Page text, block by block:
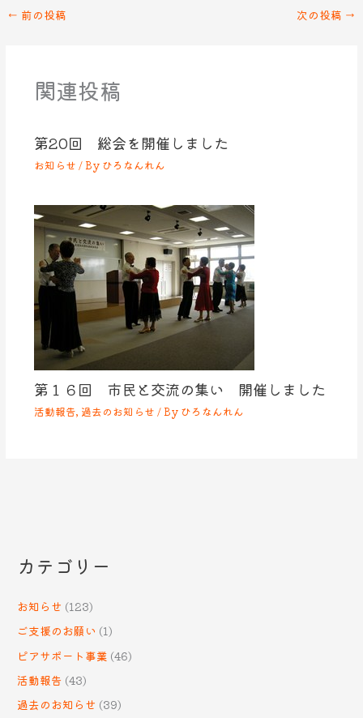
← 前の投稿 次の投稿 →
関連投稿
第20回 総会を開催しました
お知らせ / By ひろなんれん
第１６回 市民と交流の集い 開催しました
活動報告, 過去のお知らせ / By ひろなんれん
カテゴリー
お知らせ (123)
ご支援のお願い (1)
ピアサポート事業 (46)
活動報告 (43)
過去のお知らせ (39)